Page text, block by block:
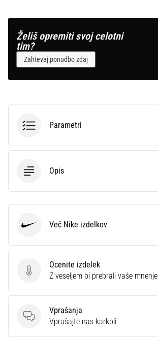
Želiš opremiti svoj celotni
tim?
Zahtevaj ponudbo zdaj
Parametri
Opis
Ocenite izdelek
Ocenite izdelek
Z veseljem bi prebrali vaše mnenje
Vprašanja
Vprašanja
Vprašajte nas karkoli
Več Nike izdelkov